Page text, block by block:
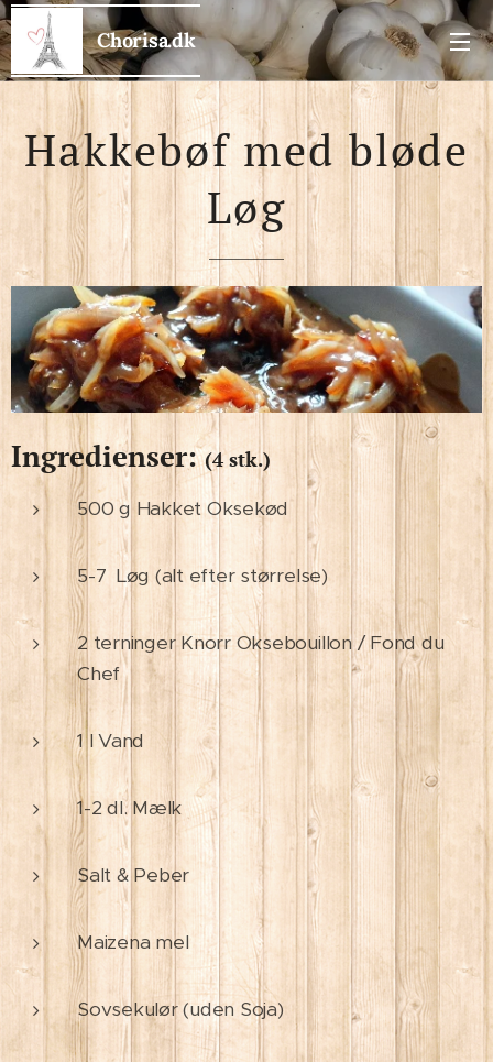
Chorisa.dk
Hakkebøf med bløde
Løg
Ingredienser:(4 stk.)
500 g Hakket Oksekød
5-7 Løg (alt efter størrelse)
2 terninger Knorr Oksebouillon / Fond du
Chef
1 l Vand
1-2 dl. Mælk
Salt & Peber
Maizena mel
Sovsekulør (uden Soja)